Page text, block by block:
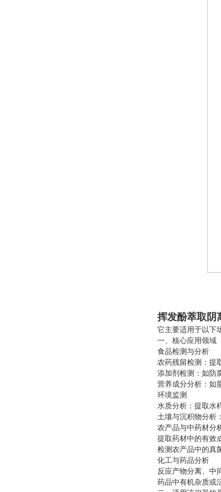
挥发酚萃取阴
它主要适用于以下
一、核心应用领域
食品检测与分析
农药残留检测：提
添加剂检测：如防
营养成分分析：如
环境监测
水质分析：提取水
土壤与沉积物分析
农产品与中药材分
提取药材中的有效
检测农产品中的真
化工与药品分析
反应产物分离、中
药品中有机杂质或